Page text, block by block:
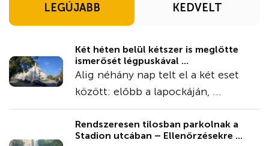
LEGÚJABB KEDVELT
Két héten belül kétszer is meglőtte
ismerősét légpuskával ...
Alig néhány nap telt el a két eset
között: előbb a lapockáján, ...
Rendszeresen tilosban parkolnak a
Stadion utcában – Ellenőrzésekre ...